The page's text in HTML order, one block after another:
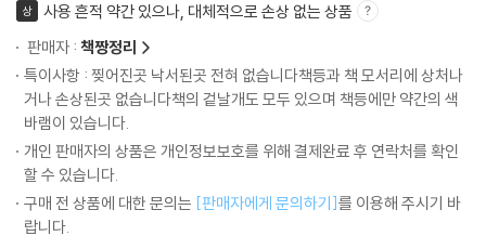
상
사용 흔적 약간 있으나, 대체적으로 손상 없는 상품
판매자 : 책짱정리
특이사항 : 찢어진곳 낙서된곳 전혀 없습니다책등과 책 모서리에 상처나
거나 손상된곳 없습니다책의 겉날개도 모두 있으며 책등에만 약간의 색
바램이 있습니다.
개인 판매자의 상품은 개인정보보호를 위해 결제완료 후 연락처를 확인
할 수 있습니다.
구매 전 상품에 대한 문의는 [판매자에게 문의하기]를 이용해 주시기 바
랍니다.